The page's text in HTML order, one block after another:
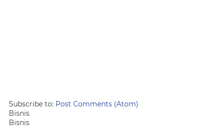
Subscribe to: Post Comments (Atom)
Bisnis
Bisnis